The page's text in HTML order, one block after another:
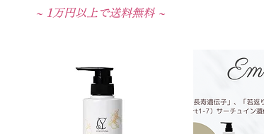
~ 1万円以上で送料無料 ~